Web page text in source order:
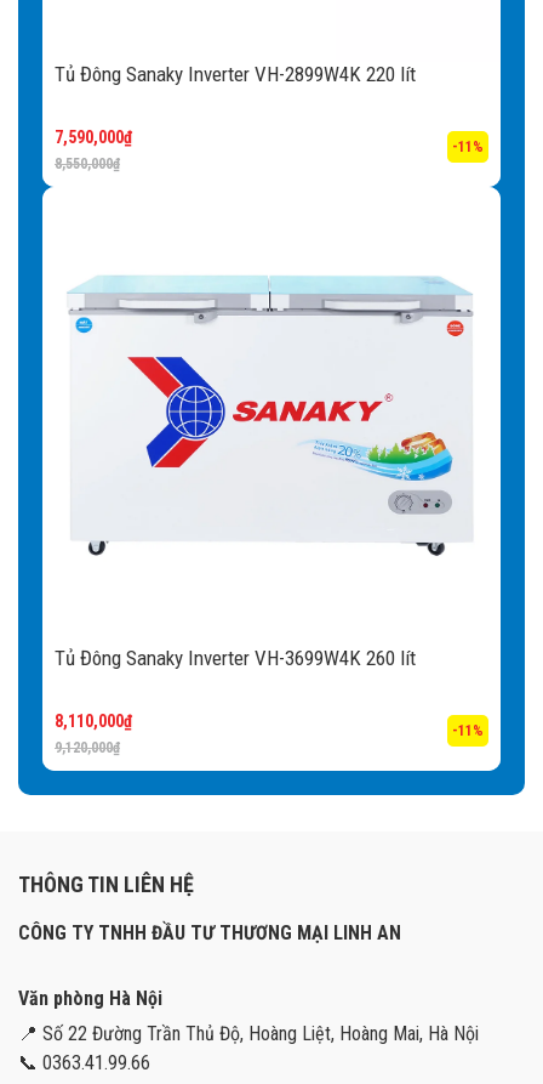
Tủ Đông Sanaky Inverter VH-2899W4K 220 lít
8,550,000₫
7,590,000₫
-11%
Tủ Đông Sanaky Inverter VH-3699W4K 260 lít
9,120,000₫
8,110,000₫
-11%
THÔNG TIN LIÊN HỆ
CÔNG TY TNHH ĐẦU TƯ THƯƠNG MẠI LINH AN
Văn phòng Hà Nội
📍 Số 22 Đường Trần Thủ Độ, Hoàng Liệt, Hoàng Mai, Hà Nội
📞 0363.41.99.66